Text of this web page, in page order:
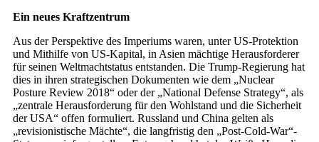
Ein neues Kraftzentrum
Aus der Perspektive des Imperiums waren, unter US-Protektion
und Mithilfe von US-Kapital, in Asien mächtige Herausforderer
für seinen Weltmachtstatus entstanden. Die Trump-Regierung hat
dies in ihren strategischen Dokumenten wie dem „Nuclear
Posture Review 2018“ oder der „National Defense Strategy“, als
„zentrale Herausforderung für den Wohlstand und die Sicherheit
der USA“ offen formuliert. Russland und China gelten als
„revisionistische Mächte“, die langfristig den „Post-Cold-War“-